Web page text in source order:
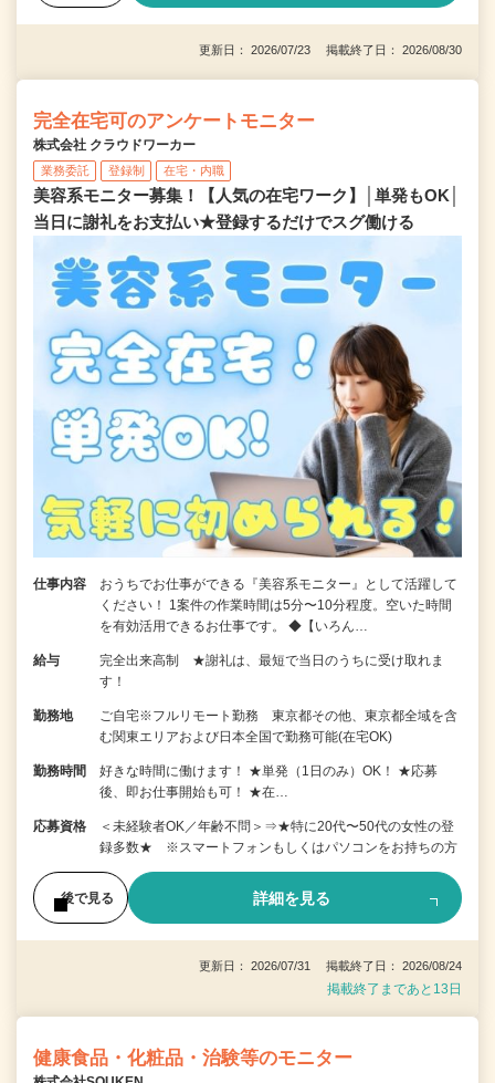
更新日： 2026/07/23 掲載終了日： 2026/08/30
完全在宅可のアンケートモニター
株式会社 クラウドワーカー
業務委託 登録制 在宅・内職
美容系モニター募集！【人気の在宅ワーク】│単発もOK│
当日に謝礼をお支払い★登録するだけでスグ働ける
仕事内容
おうちでお仕事ができる『美容系モニター』として活躍して
ください！ 1案件の作業時間は5分〜10分程度。空いた時間
を有効活用できるお仕事です。 ◆【いろん…
給与
完全出来高制 ★謝礼は、最短で当日のうちに受け取れま
す！
勤務地
ご自宅※フルリモート勤務 東京都その他、東京都全域を含
む関東エリアおよび日本全国で勤務可能(在宅OK)
勤務時間
好きな時間に働けます！ ★単発（1日のみ）OK！ ★応募
後、即お仕事開始も可！ ★在…
応募資格
＜未経験者OK／年齢不問＞⇒★特に20代〜50代の女性の登
録多数★ ※スマートフォンもしくはパソコンをお持ちの方
後で見る 詳細を見る
更新日： 2026/07/31 掲載終了日： 2026/08/24
掲載終了まであと13日
健康食品・化粧品・治験等のモニター